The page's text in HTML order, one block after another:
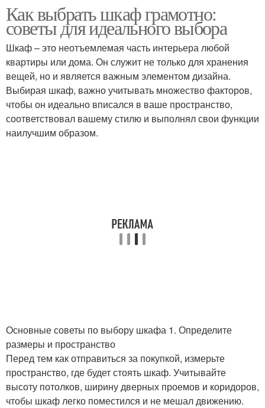
Как выбрать шкаф грамотно:
советы для идеального выбора
Шкаф – это неотъемлемая часть интерьера любой
квартиры или дома. Он служит не только для хранения
вещей, но и является важным элементом дизайна.
Выбирая шкаф, важно учитывать множество факторов,
чтобы он идеально вписался в ваше пространство,
соответствовал вашему стилю и выполнял свои функции
наилучшим образом.
Основные советы по выбору шкафа 1. Определите
размеры и пространство
Перед тем как отправиться за покупкой, измерьте
пространство, где будет стоять шкаф. Учитывайте
высоту потолков, ширину дверных проемов и коридоров,
чтобы шкаф легко поместился и не мешал движению.